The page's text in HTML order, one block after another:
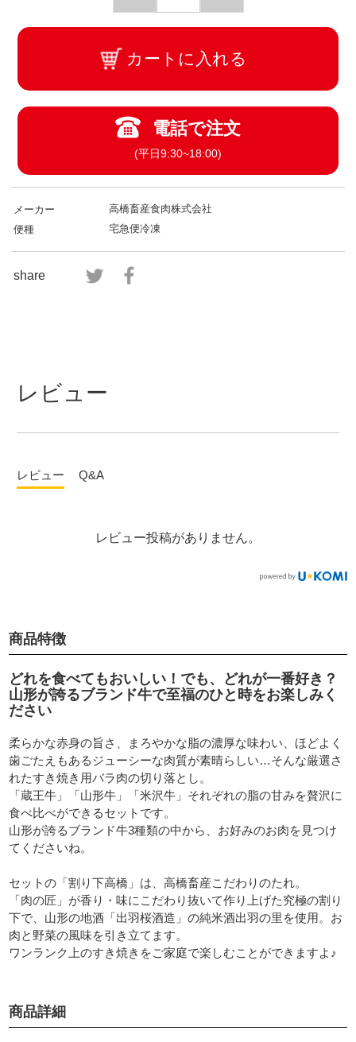
カートに入れる
電話で注文
(平日9:30~18:00)
メーカー
高橋畜産食肉株式会社
便種
宅急便冷凍
share
レビュー
レビュー Q&A
レビュー投稿がありません。
商品特徴
どれを食べてもおいしい！でも、どれが一番好き？
山形が誇るブランド牛で至福のひと時をお楽しみく
ださい
柔らかな赤身の旨さ、まろやかな脂の濃厚な味わい、ほどよく
歯ごたえもあるジューシーな肉質が素晴らしい…そんな厳選さ
れたすき焼き用バラ肉の切り落とし。
「蔵王牛」「山形牛」「米沢牛」それぞれの脂の甘みを贅沢に
食べ比べができるセットです。
山形が誇るブランド牛3種類の中から、お好みのお肉を見つけ
てくださいね。
セットの「割り下高橋」は、高橋畜産こだわりのたれ。
「肉の匠」が香り・味にこだわり抜いて作り上げた究極の割り
下で、山形の地酒「出羽桜酒造」の純米酒出羽の里を使用。お
肉と野菜の風味を引き立てます。
ワンランク上のすき焼きをご家庭で楽しむことができますよ♪
商品詳細